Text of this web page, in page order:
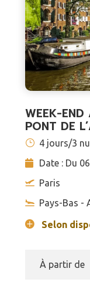
WEEK-END
PONT DE
4 jours/3
Date : Du
Paris
Pays-Bas -
Selon
À partir de